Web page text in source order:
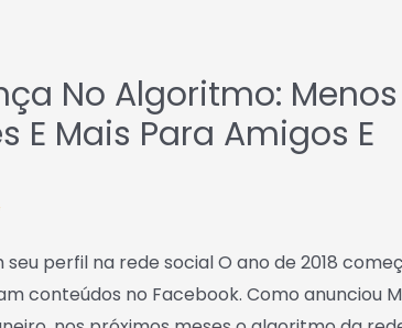
No Algoritmo: Menos
E Mais Para Amigos E
perfil na rede social O ano de 2018
conteúdos no Facebook. Como anunciou